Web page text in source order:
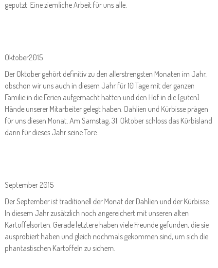
geputzt. Eine ziemliche Arbeit für uns alle.
Oktober2015
Der Oktober gehört definitiv zu den allerstrengsten Monaten im Jahr,
obschon wir uns auch in diesem Jahr für 10 Tage mit der ganzen
Familie in die Ferien aufgemacht hatten und den Hof in die (guten)
Hände unserer Mitarbeiter gelegt haben. Dahlien und Kürbisse prägen
für uns diesen Monat. Am Samstag, 31. Oktober schloss das Kürbisland
dann für dieses Jahr seine Tore.
September 2015
Der September ist traditionell der Monat der Dahlien und der Kürbisse.
In diesem Jahr zusätzlich noch angereichert mit unseren alten
Kartoffelsorten. Gerade letztere haben viele Freunde gefunden, die sie
ausprobiert haben und gleich nochmals gekommen sind, um sich die
phantastischen Kartoffeln zu sichern.